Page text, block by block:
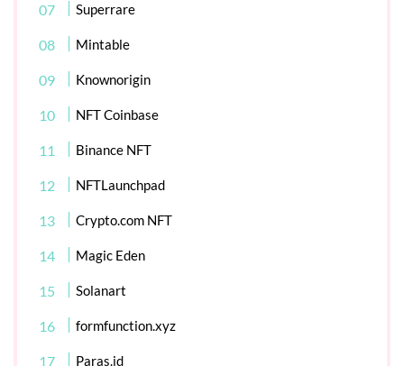
Superrare
Mintable
Knownorigin
NFT Coinbase
Binance NFT
NFTLaunchpad
Crypto.com NFT
Magic Eden
Solanart
formfunction.xyz
Paras.id